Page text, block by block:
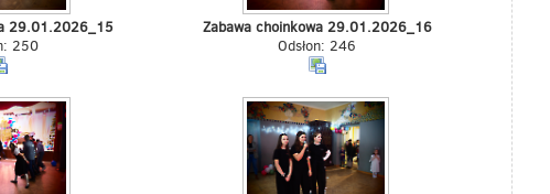
29.01.2026_15
250
Zabawa choinkowa 29.01.2026_16
Odsłon: 246